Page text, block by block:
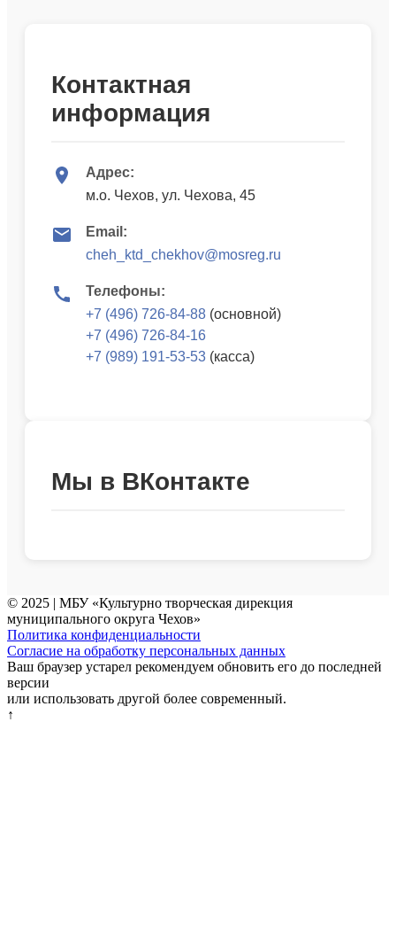
Контактная
информация
Адрес:
м.о. Чехов, ул. Чехова, 45
Email:
cheh_ktd_chekhov@mosreg.ru
Телефоны:
+7 (496) 726-84-88 (основной)
+7 (496) 726-84-16
+7 (989) 191-53-53 (касса)
Мы в ВКонтакте
© 2025 | МБУ «Культурно творческая дирекция
муниципального округа Чехов»
Политика конфиденциальности
Согласие на обработку персональных данных
Ваш браузер устарел рекомендуем обновить его до последней
версии
или использовать другой более современный.
↑